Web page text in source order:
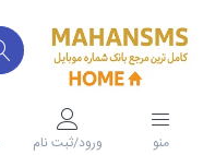
منو ورود/ثبت نام